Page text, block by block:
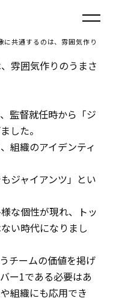
ント
れ
質問
に共通するのは、雰囲気作り
雰囲気作りのうまさ
監督就任時から「ジ
した。
組織のアイデンティ
ジャイアンツ」とい
な個性が現れ、トッ
い時代になりまし
チームの価値を掲げ
ー1である必要はあ
組織にも応用でき